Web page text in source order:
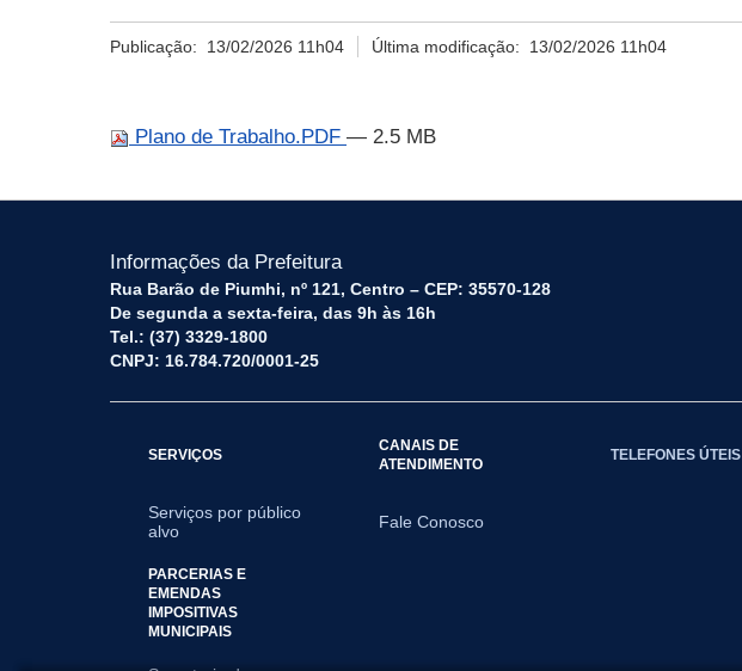
Publicação: 13/02/2026 11h04 Última modificação: 13/02/2026 11h04
Plano de Trabalho.PDF — 2.5 MB
Informações da Prefeitura
Rua Barão de Piumhi, nº 121, Centro – CEP: 35570-128
De segunda a sexta-feira, das 9h às 16h
Tel.: (37) 3329-1800
CNPJ: 16.784.720/0001-25
SERVIÇOS
Serviços por público
alvo
CANAIS DE
ATENDIMENTO
Fale Conosco
TELEFONES ÚTEIS
PARCERIAS E
EMENDAS
IMPOSITIVAS
MUNICIPAIS